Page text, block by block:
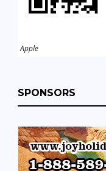
Apple
SPONSORS